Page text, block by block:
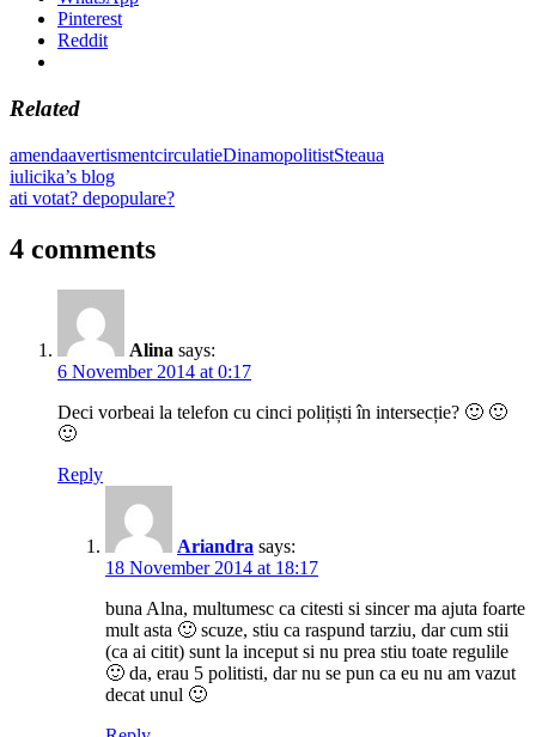
Pinterest
Reddit
Related
amendaavertismentcirculatieDinamopolitistSteaua
Post
navigation
Previous
Post:
iulicika’s blog
Next
ati votat? depopulare?
4 comments
Alina says:
6 November 2014 at 0:17
Deci vorbeai la telefon cu cinci polițiști în intersecție? 🙂 🙂
🙂
Reply
Ariandra says:
18 November 2014 at 18:17
buna Alna, multumesc ca citesti si sincer ma ajuta foarte
mult asta 🙂 scuze, stiu ca raspund tarziu, dar cum stii
(ca ai citit) sunt la inceput si nu prea stiu toate regulile
🙂 da, erau 5 politisti, dar nu se pun ca eu nu am vazut
decat unul 🙂